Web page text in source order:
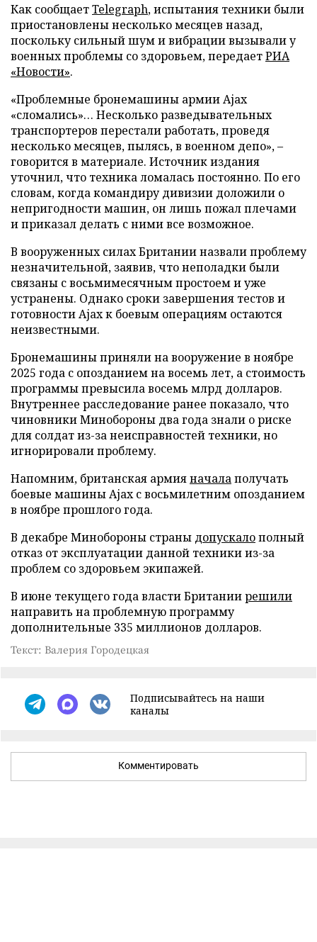
Как сообщаетTelegraph, испытания техники были
приостановлены несколько месяцев назад,
поскольку сильный шум и вибрации вызывали у
военных проблемы со здоровьем, передаетРИА
«Новости».
«Проблемные бронемашины армии Ajax
«сломались»… Несколько разведывательных
транспортеров перестали работать, проведя
несколько месяцев, пылясь, в военном депо», –
говорится в материале. Источник издания
уточнил, что техника ломалась постоянно. По его
словам, когда командиру дивизии доложили о
непригодности машин, он лишь пожал плечами
и приказал делать с ними все возможное.
В вооруженных силах Британии назвали проблему
незначительной, заявив, что неполадки были
связаны с восьмимесячным простоем и уже
устранены. Однако сроки завершения тестов и
готовности Ajax к боевым операциям остаются
неизвестными.
Бронемашины приняли на вооружение в ноябре
2025 года с опозданием на восемь лет, а стоимость
программы превысила восемь млрд долларов.
Внутреннее расследование ранее показало, что
чиновники Минобороны два года знали о риске
для солдат из-за неисправностей техники, но
игнорировали проблему.
Напомним, британская армияначалаполучать
боевые машины Ajax с восьмилетним опозданием
в ноябре прошлого года.
В декабре Минобороны страны допускалополный
отказ от эксплуатации данной техники из-за
проблем со здоровьем экипажей.
В июне текущего года власти Британиирешили
направить на проблемную программу
дополнительные 335 миллионов долларов.
Текст: Валерия Городецкая
Подписывайтесь на наши
каналы
Комментировать